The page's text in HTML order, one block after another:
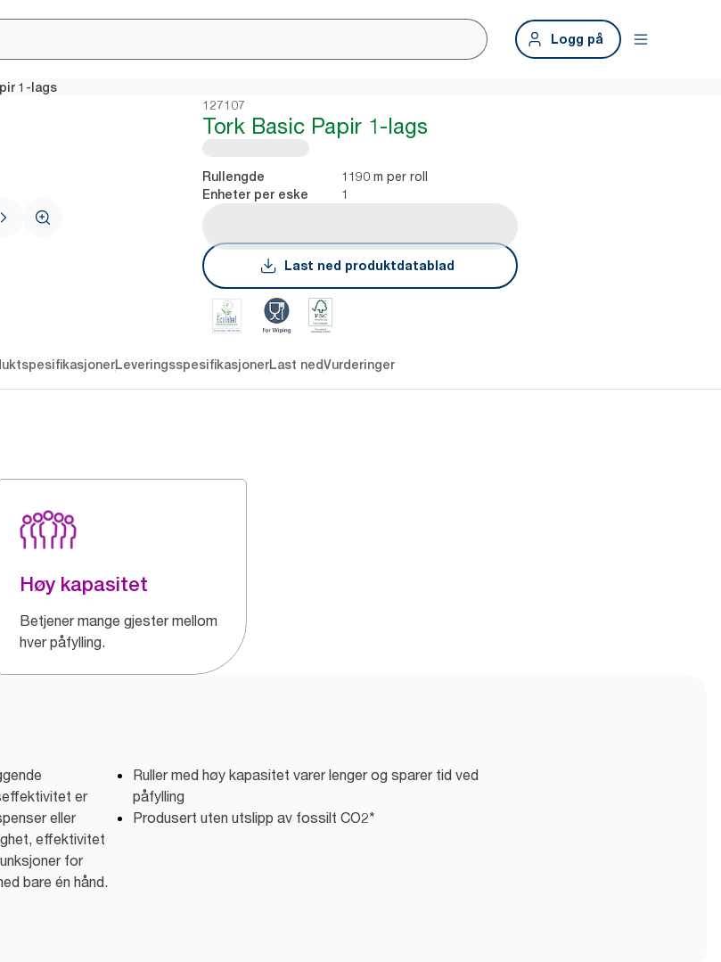
Logg på
1-lags
127107
Tork Basic Papir 1-lags
Rullengde 1190 m per roll
Enheter per eske 1
Last ned produktdatablad
LeveringsspesifikasjonerLast nedVurderinger
Høy kapasitet
Betjener mange gjester mellom
hver påfylling.
er
eller
effektivitet
for
bare én hånd.
Ruller med høy kapasitet varer lenger og sparer tid ved
påfylling
Produsert uten utslipp av fossilt CO2*